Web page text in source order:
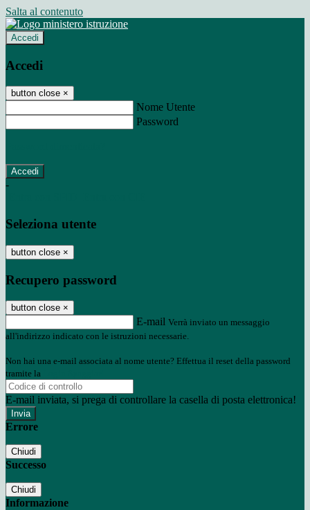
Salta al contenuto
Accedi
Accedi
button close ×
Nome Utente
Password
-
Seleziona utente
button close ×
Recupero password
button close ×
E-mail Verrà inviato un messaggio
all'indirizzo indicato con le istruzioni necessarie.
Non hai una e-mail associata al nome utente? Effettua il reset della password
tramite la
E-mail inviata, si prega di controllare la casella di posta elettronica!
Errore
Chiudi
Successo
Chiudi
Informazione